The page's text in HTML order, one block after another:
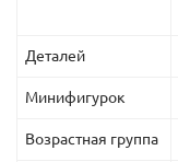
Деталей
Минифигурок
Возрастная группа